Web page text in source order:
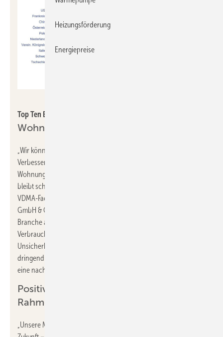
Top Ten Exportmärkte Gebäudearmaturen 1. HJ 2025.
Wohnungsbau steckt weiter in der Krise
„Wir können zwar gegenüber dem schwachen Vorjahr eine
Verbesserung verbuchen, doch Euphorie ist unangebracht. Der
Wohnungsbau steckt weiterhin in der Krise, und die Nachfrage
bleibt schwach“, betont
VDMA-Fachabteilung Gebäudearmaturen und CEO der Keuco
GmbH & Co. KG. „Nach der monatelangen Flaute hat unsere
Branche auch im ersten Halbjahr noch nicht wieder Tritt gefasst.
Verbraucher und Investoren sind angesichts großer
Unsicherheit zurückhaltend. Die Bundesregierung muss
dringend für mehr Planungssicherheit sorgen, um Vertrauen in
eine nachhaltige Erholung der Baukonjunktur zu schaffen.“
Positive Impulse trotz schwieriger
Rahmenbedingungen
„Unsere Mitglieder liefern entscheidende Lösungen für die
Heizungsförderung
Energiepreise